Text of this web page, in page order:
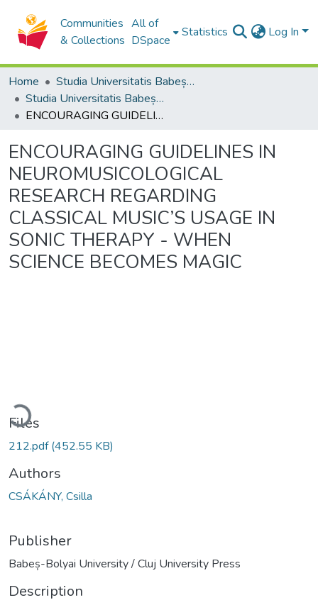
Communities
& Collections
All of
DSpace
Statistics Log In
Home
Studia Universitatis Babeș-Bolyai Collection
Studia Universitatis Babeș-Bolyai Musica
ENCOURAGING GUIDELINES IN NEUROMUSICOLOGICAL RESEARCH REGARDING CLASSICAL MUSIC’S USAGE IN SONIC THERAPY - WHEN SCIENCE BECOMES MAGIC
ENCOURAGING GUIDELINES IN
NEUROMUSICOLOGICAL
RESEARCH REGARDING
CLASSICAL MUSIC’S USAGE IN
SONIC THERAPY - WHEN
SCIENCE BECOMES MAGIC
Loading...
Files
212.pdf(452.55 KB)
Authors
CSÁKÁNY, Csilla
Publisher
Babeș-Bolyai University / Cluj University Press
Description